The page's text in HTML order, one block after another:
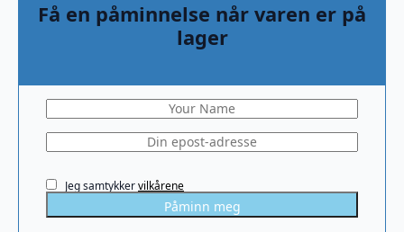
Få en påminnelse når varen er på
lager
Jeg samtykkervilkårene
Påminn meg